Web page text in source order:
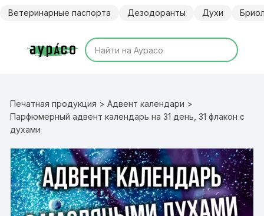
Ветеринарные паспорта Дезодоранты Духи
Печатная продукция >Адвент календари >
Парфюмерный адвент календарь на 31 день, 31 флакон с
духами